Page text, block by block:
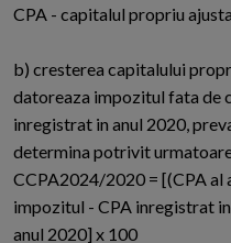
CPA - capitalul propriu
b) cresterea capitalului
datoreaza impozitul fata de
inregistrat in anul 2020,
determina potrivit
CCPA2024/2020 = [(CPA al
impozitul - CPA inregistrat
anul 2020] x 100